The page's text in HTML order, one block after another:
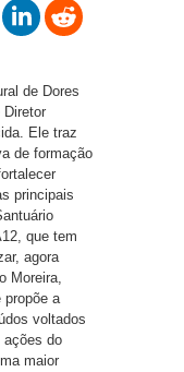
de Dores
Ele traz
de formação
principais
que tem
agora
Moreira,
a
voltados
ações do
maior